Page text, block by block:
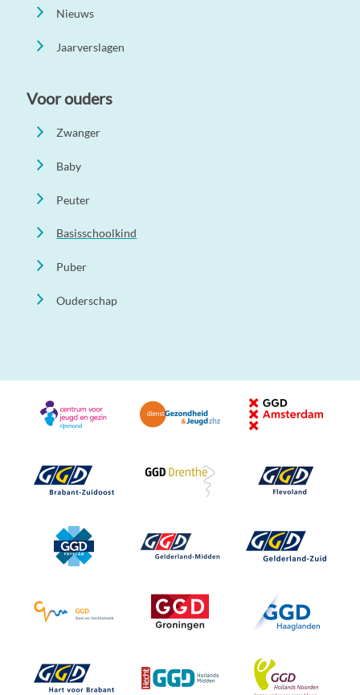
Nieuws
Jaarverslagen
Voor ouders
Zwanger
Baby
Peuter
Basisschoolkind
Puber
Ouderschap